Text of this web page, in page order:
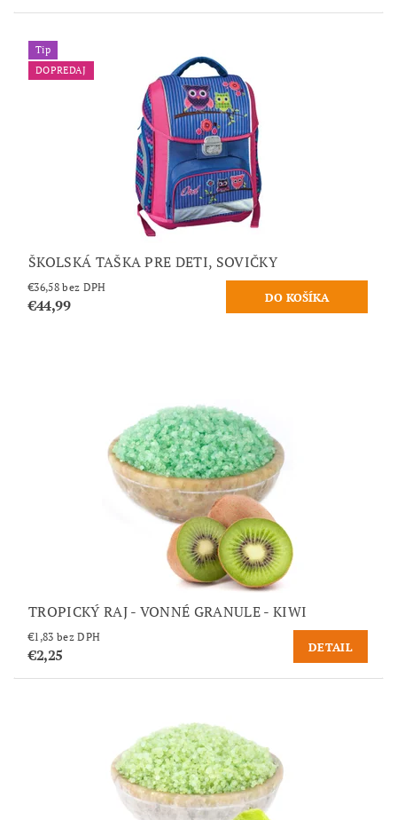
Tip
DOPREDAJ
ŠKOLSKÁ TAŠKA PRE DETI, SOVIČKY
€36,58 bez DPH
€44,99
TROPICKÝ RAJ - VONNÉ GRANULE - KIWI
€1,83 bez DPH
€2,25 DETAIL